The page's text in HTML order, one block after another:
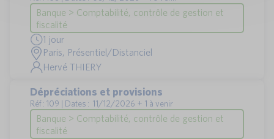
Banque > Comptabilité, contrôle de gestion et
fiscalité
1 jour
Paris, Présentiel/Distanciel
Hervé THIERY
Dépréciations et provisions
Réf : 109 | Dates : 11/12/2026 + 1 à venir
Banque > Comptabilité, contrôle de gestion et
fiscalité